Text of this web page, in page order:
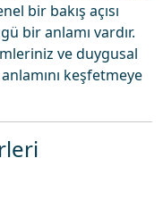
bir bakış açısı
bir anlamı vardır.
ve duygusal
keşfetmeye